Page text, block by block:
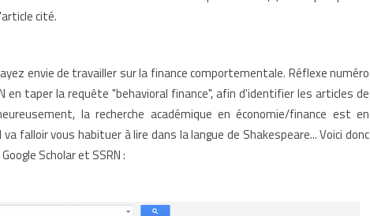
cité.
envie de travailler sur la finance comportementale. Réflexe numéro
en taper la requête "behavioral finance", afin d'identifier les articles de
la recherche académique en économie/finance est en
falloir vous habituer à lire dans la langue de Shakespeare... Voici donc
Scholar et SSRN :